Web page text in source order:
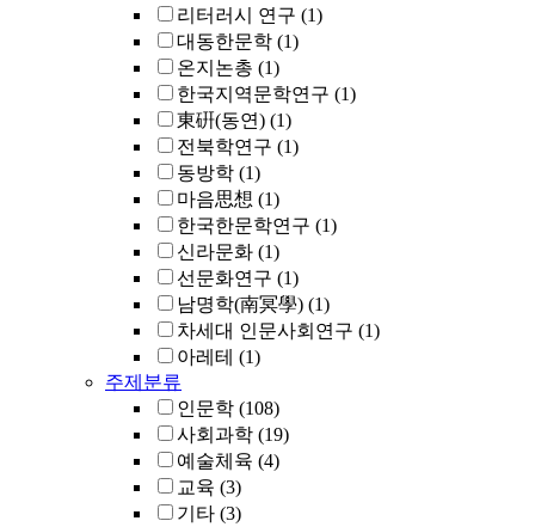
리터러시 연구 (1)
대동한문학 (1)
온지논총 (1)
한국지역문학연구 (1)
東硏(동연) (1)
전북학연구 (1)
동방학 (1)
마음思想 (1)
한국한문학연구 (1)
신라문화 (1)
선문화연구 (1)
남명학(南冥學) (1)
차세대 인문사회연구 (1)
아레테 (1)
주제분류
인문학 (108)
사회과학 (19)
예술체육 (4)
교육 (3)
기타 (3)